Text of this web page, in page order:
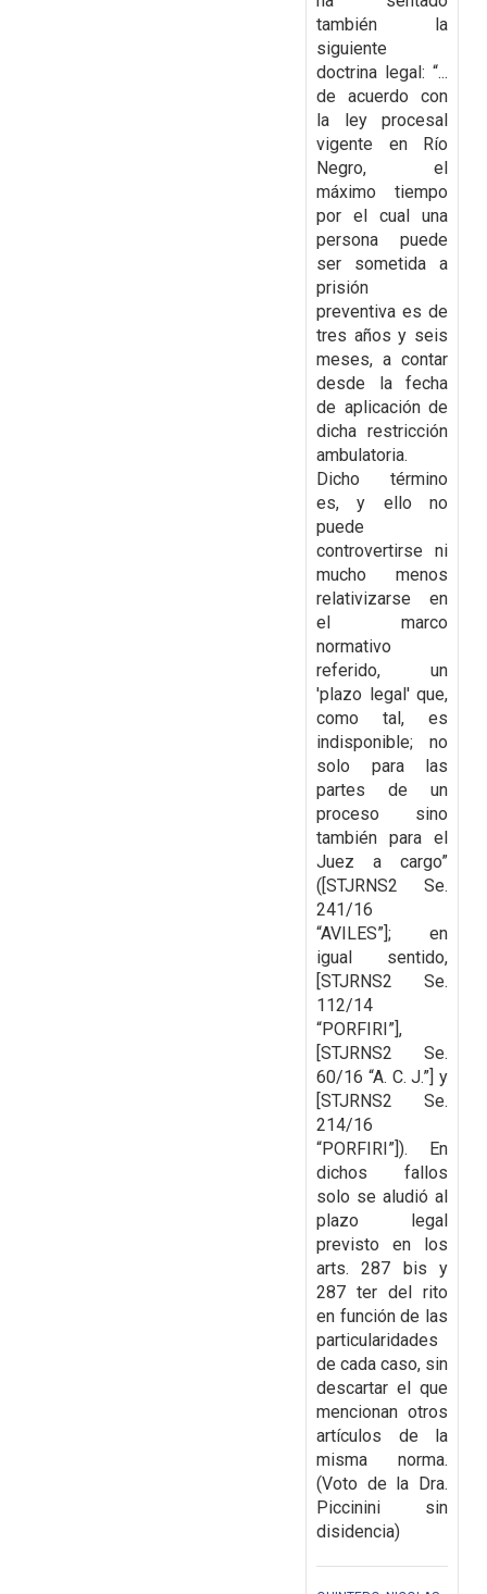
también la
siguiente
doctrina legal: “...
de acuerdo con
la ley procesal
vigente en Río
Negro, el
máximo tiempo
por el cual una
persona puede
ser sometida a
prisión
preventiva es de
tres años y seis
meses, a contar
desde la fecha
de aplicación de
dicha restricción
ambulatoria.
Dicho término
es, y ello no
puede
controvertirse ni
mucho menos
relativizarse en
el marco
normativo
referido, un
'plazo legal' que,
como tal, es
indisponible; no
solo para las
partes de un
proceso sino
también para el
Juez a cargo”
([STJRNS2 Se.
241/16
“AVILES”]; en
igual sentido,
[STJRNS2 Se.
112/14
“PORFIRI”],
[STJRNS2 Se.
60/16 “A. C. J.”] y
[STJRNS2 Se.
214/16
“PORFIRI”]). En
dichos fallos
solo se aludió al
plazo legal
previsto en los
arts. 287 bis y
287 ter del rito
en función de las
particularidades
de cada caso, sin
descartar el que
mencionan otros
artículos de la
misma norma.
(Voto de la Dra.
Piccinini sin
disidencia)